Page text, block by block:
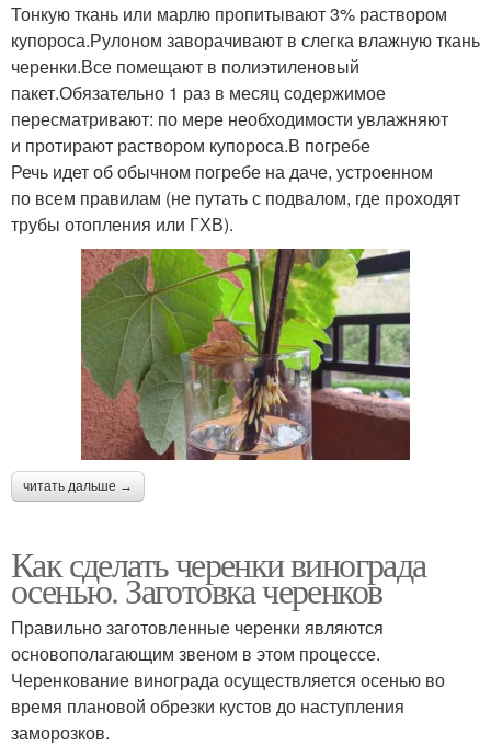
Тонкую ткань или марлю пропитывают 3% раствором
купороса.Рулоном заворачивают в слегка влажную ткань
черенки.Все помещают в полиэтиленовый
пакет.Обязательно 1 раз в месяц содержимое
пересматривают: по мере необходимости увлажняют
и протирают раствором купороса.В погребе
Речь идет об обычном погребе на даче, устроенном
по всем правилам (не путать с подвалом, где проходят
трубы отопления или ГХВ).
читать дальше →
Как сделать черенки винограда
осенью. Заготовка черенков
Правильно заготовленные черенки являются
основополагающим звеном в этом процессе.
Черенкование винограда осуществляется осенью во
время плановой обрезки кустов до наступления
заморозков.